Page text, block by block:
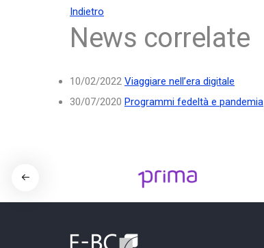
Indietro
News correlate
10/02/2022 Viaggiare nell’era digitale
30/07/2020 Programmi fedeltà e pandemia